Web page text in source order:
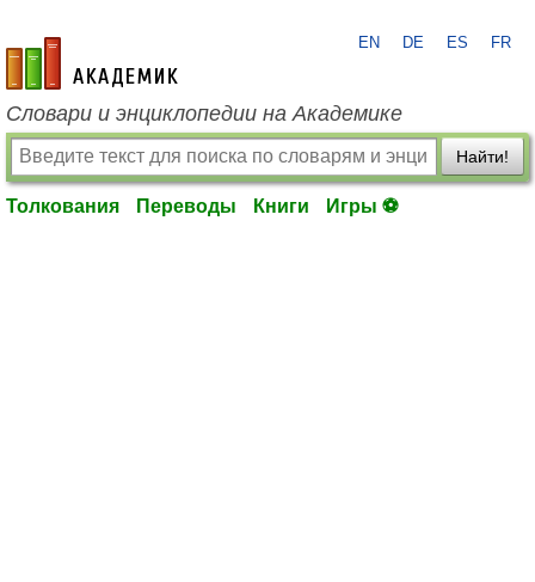
academic.ru
EN DE ES FR
Словари и энциклопедии на Академике
Найти!
Толкования Переводы Книги Игры ⚽